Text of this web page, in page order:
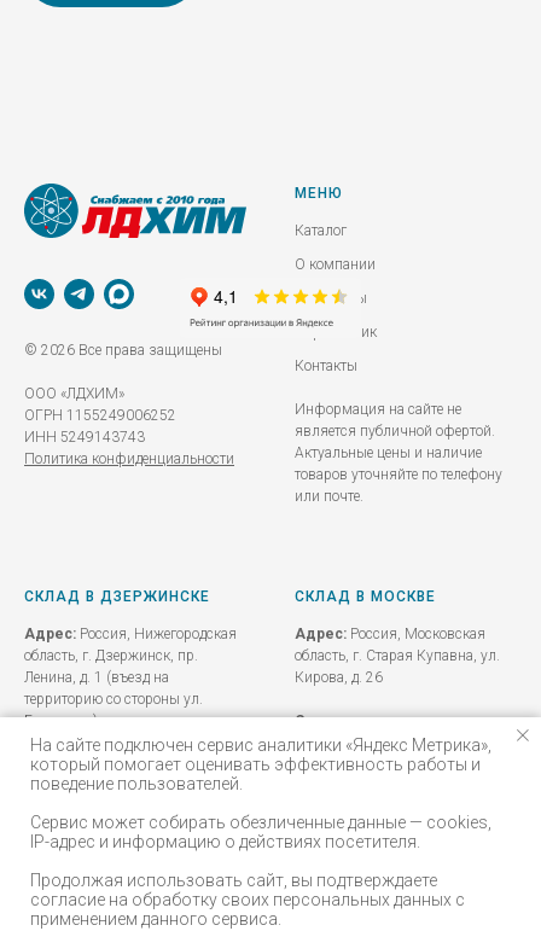
На сайте подключен сервис аналитики «Яндекс Метрика»,
который помогает оценивать эффективность работы и
поведение пользователей.
Сервис может собирать обезличенные данные — cookies,
IP-адрес и информацию о действиях посетителя.
Продолжая использовать сайт, вы подтверждаете
согласие на обработку своих персональных данных с
применением данного сервиса.
© 2026 Все права защищены
ООО «ЛДХИМ»
ОГРН 1155249006252
ИНН 5249143743
Политика конфиденциальности
МЕНЮ
Каталог
О компании
Реквизиты
Справочник
Контакты
Информация на сайте не
является публичной офертой.
Актуальные цены и наличие
товаров уточняйте по телефону
или почте.
СКЛАД В ДЗЕРЖИНСКЕ
Адрес: Россия, Нижегородская
область, г. Дзержинск, пр.
Ленина, д. 1 (въезд на
территорию со стороны ул.
Бутлерова)
Схема проезда до склада
+7 (920) 013-66-01
СКЛАД В МОСКВЕ
Адрес: Россия, Московская
область, г. Старая Купавна, ул.
Кирова, д. 26
Схема проезда до склада